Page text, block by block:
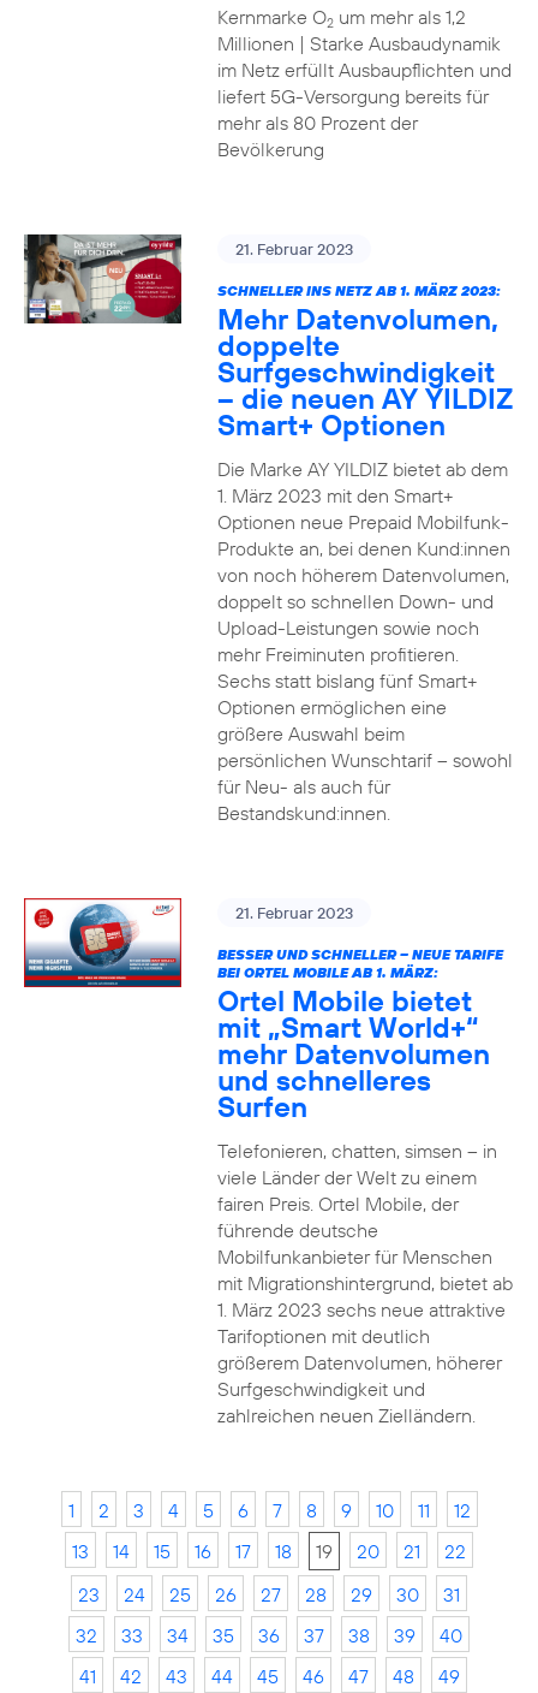
Kernmarke O2um mehr als 1,2
Millionen | Starke Ausbaudynamik
im Netz erfüllt Ausbaupflichten und
liefert 5G-Versorgung bereits für
mehr als 80 Prozent der
Bevölkerung
21. Februar 2023
SCHNELLER INS NETZ AB 1. MÄRZ 2023:
Mehr Datenvolumen,
doppelte
Surfgeschwindigkeit
– die neuen AY YILDIZ
Smart+ Optionen
Die Marke AY YILDIZ bietet ab dem
1. März 2023 mit den Smart+
Optionen neue Prepaid Mobilfunk-
Produkte an, bei denen Kund:innen
von noch höherem Datenvolumen,
doppelt so schnellen Down- und
Upload-Leistungen sowie noch
mehr Freiminuten profitieren.
Sechs statt bislang fünf Smart+
Optionen ermöglichen eine
größere Auswahl beim
persönlichen Wunschtarif – sowohl
für Neu- als auch für
Bestandskund:innen.
21. Februar 2023
BESSER UND SCHNELLER – NEUE TARIFE
BEI ORTEL MOBILE AB 1. MÄRZ:
Ortel Mobile bietet
mit „Smart World+“
mehr Datenvolumen
und schnelleres
Surfen
Telefonieren, chatten, simsen – in
viele Länder der Welt zu einem
fairen Preis. Ortel Mobile, der
führende deutsche
Mobilfunkanbieter für Menschen
mit Migrationshintergrund, bietet ab
1. März 2023 sechs neue attraktive
Tarifoptionen mit deutlich
größerem Datenvolumen, höherer
Surfgeschwindigkeit und
zahlreichen neuen Zielländern.
1 2 3 4 5 6 7 8 9 10 11
12
13
14 15 16 17 18 19 20 21
22
23
24 25 26 27 28 29 30
31
32
33 34 35 36 37 38 39
40
41
42 43 44 45 46 47 48
49